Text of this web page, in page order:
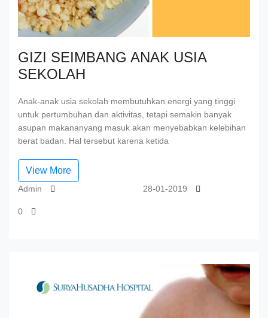
Admin 28-01-2019
0
GIZI SEIMBANG ANAK USIA
SEKOLAH
Anak-anak usia sekolah membutuhkan energi yang tinggi
untuk pertumbuhan dan aktivitas, tetapi semakin banyak
asupan makananyang masuk akan menyebabkan kelebihan
berat badan. Hal tersebut karena ketida
View More